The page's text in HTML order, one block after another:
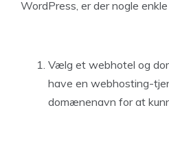
WordPress, er der nogle
Vælg et webhotel og
have en webhosting-
domænenavn for at